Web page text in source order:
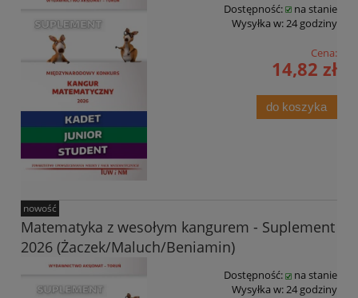
Dostępność:
na stanie
Wysyłka w: 24 godziny
Cena:
14,82 zł
do koszyka
Matematyka z wesołym kangurem - Suplement
2026 (Żaczek/Maluch/Beniamin)
Dostępność:
na stanie
Wysyłka w:24 godziny
nowość